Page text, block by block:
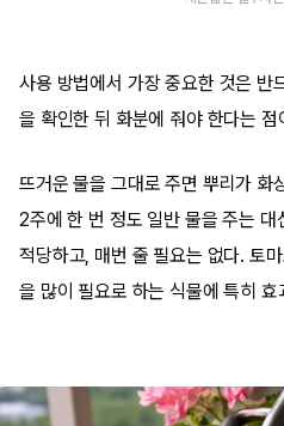
사용 방법에서 가장 중요한 것은 반
을 확인한 뒤 화분에 줘야 한다는 점
뜨거운 물을 그대로 주면 뿌리가 화
2주에 한 번 정도 일반 물을 주는 대
적당하고, 매번 줄 필요는 없다. 토
을 많이 필요로 하는 식물에 특히 효